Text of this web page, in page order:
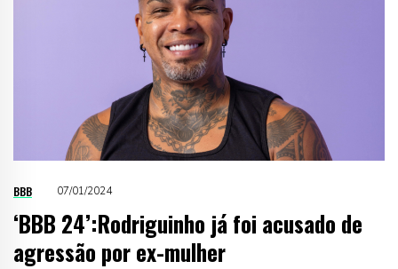
BBB 07/01/2024
‘BBB 24’:Rodriguinho já foi acusado de
agressão por ex-mulher